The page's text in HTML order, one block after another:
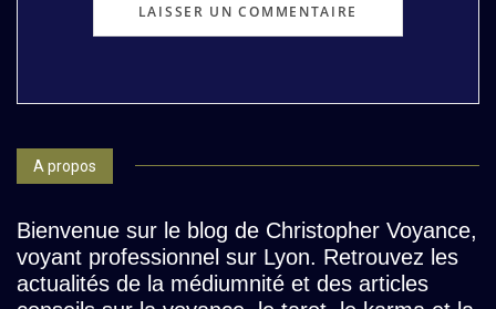
A propos
Bienvenue sur le blog de Christopher Voyance,
voyant professionnel sur Lyon. Retrouvez les
actualités de la médiumnité et des articles